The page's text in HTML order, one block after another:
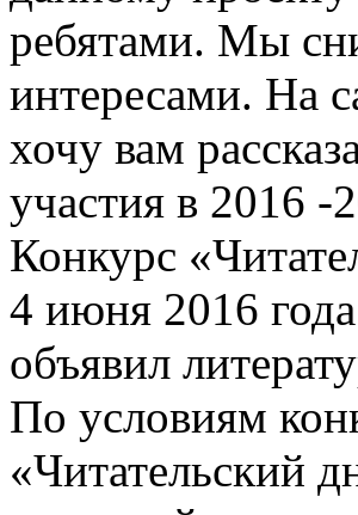
ребятами. Мы
интересами. На
хочу вам
участия в 2016 -
Конкурс
4 июня 2016
объявил
По условиям
«Читательский